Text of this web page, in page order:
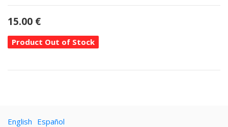
15.00 €
Product Out of Stock
English Español